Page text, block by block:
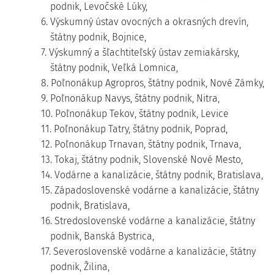
podnik, Levočské Lúky,
6. Výskumný ústav ovocných a okrasných drevín,
štátny podnik, Bojnice,
7. Výskumný a šľachtiteľský ústav zemiakársky,
štátny podnik, Veľká Lomnica,
8. Poľnonákup Agropros, štátny podnik, Nové Zámky,
9. Poľnonákup Navys, štátny podnik, Nitra,
10. Poľnonákup Tekov, štátny podnik, Levice
11. Poľnonákup Tatry, štátny podnik, Poprad,
12. Poľnonákup Trnavan, štátny podnik, Trnava,
13. Tokaj, štátny podnik, Slovenské Nové Mesto,
14. Vodárne a kanalizácie, štátny podnik, Bratislava,
15. Západoslovenské vodárne a kanalizácie, štátny
podnik, Bratislava,
16. Stredoslovenské vodárne a kanalizácie, štátny
podnik, Banská Bystrica,
17. Severoslovenské vodárne a kanalizácie, štátny
podnik, Žilina,